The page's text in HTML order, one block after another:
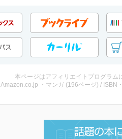
本ページはアフィリエイトプログラム
Amazon.co.jp ・マンガ (196ページ) / ISBN